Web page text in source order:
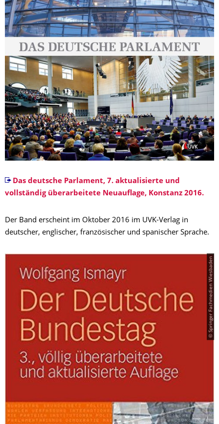
Das deutsche Parlament, 7. aktualisierte und
vollständig überarbeitete Neuauflage, Konstanz 2016.
Der Band erscheint im Oktober 2016 im UVK-Verlag in
deutscher, englischer, französischer und spanischer Sprache.
© Springer Fachmedien Wiesbaden